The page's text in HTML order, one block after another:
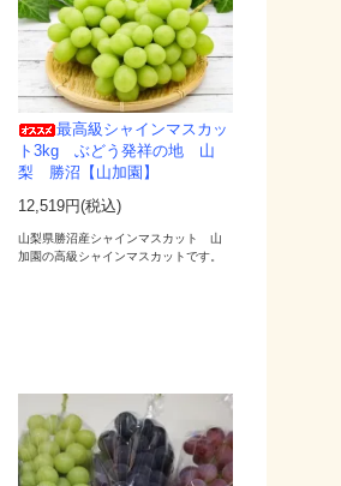
最高級シャインマスカッ
ト3kg ぶどう発祥の地 山
梨 勝沼【山加園】
12,519円(税込)
山梨県勝沼産シャインマスカット 山
加園の高級シャインマスカットです。